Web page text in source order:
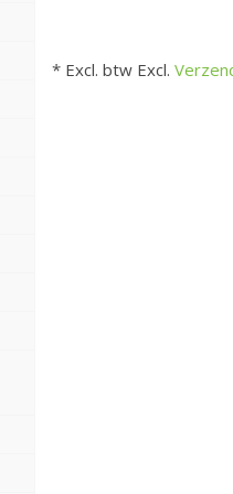
* Excl. btw Excl.